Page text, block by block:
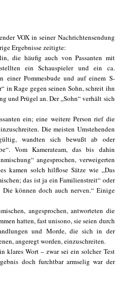
VOX in seiner Nachrichtensendung
Ergebnisse zeitigte:
die häufig auch von Passanten mit
ein Schauspieler und ein ca.
einer Pommesbude und auf einem S-
in Rage gegen seinen Sohn, schreit ihn
und Prügel an. Der „Sohn“ verhält sich
ein; eine weitere Person rief die
Die meisten Umstehenden
wandten sich bewußt ab oder
Vom Kamerateam, das bis dahin
angesprochen, verweigerten
kamen solch hilflose Sätze wie „Das
das ist ja ein Familienstreit“ oder
können doch auch nerven.“ Einige
angesprochen, antworteten die
hatten, fast unisono, sie seien durch
und Morde, die sich in der
angeregt worden, einzuschreiten.
klares Wort – zwar sei ein solcher Test
doch furchtbar armselig war der